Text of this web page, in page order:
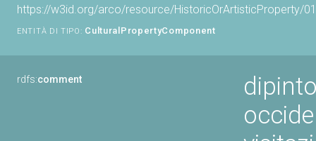
https://w3id.org/arco/resource/HistoricOrArtisticProperty/
ENTITÀ DI TIPO: CulturalPropertyComponent
rdfs:comment